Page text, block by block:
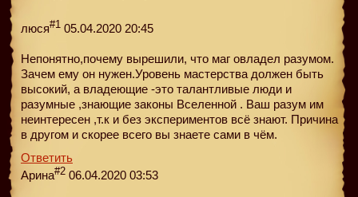
люся#1 05.04.2020 20:45
Непонятно,почему вырешили, что маг овладел разумом.
Зачем ему он нужен.Уровень мастерства должен быть
высокий, а владеющие -это талантливые люди и
разумные ,знающие законы Вселенной . Ваш разум им
неинтересен ,т.к и без экспериментов всё знают. Причина
в другом и скорее всего вы знаете сами в чём.
Ответить
Арина#2 06.04.2020 03:53